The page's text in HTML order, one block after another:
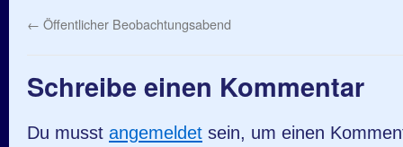
← Öffentlicher Beobachtungsabend
Schreibe einen Kommentar
Du musst angemeldet sein, um einen